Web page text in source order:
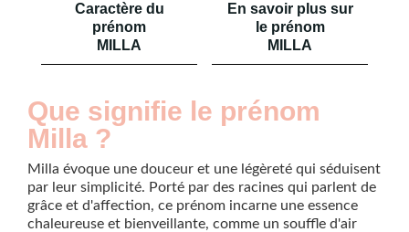
Caractère du
prénom
MILLA
En savoir plus sur
le prénom
MILLA
Que signifie le prénom
Milla ?
Milla évoque une douceur et une légèreté qui séduisent
par leur simplicité. Porté par des racines qui parlent de
grâce et d'affection, ce prénom incarne une essence
chaleureuse et bienveillante, comme un souffle d'air